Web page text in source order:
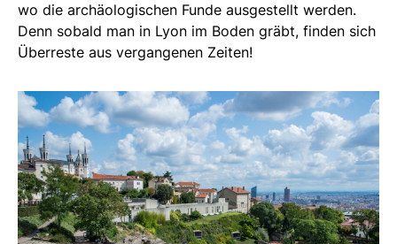
wo die archäologischen Funde ausgestellt werden.
Denn sobald man in Lyon im Boden gräbt, finden sich
Überreste aus vergangenen Zeiten!